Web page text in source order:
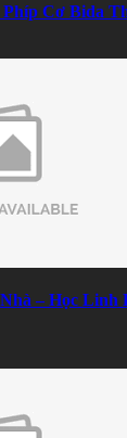
Cơ Bida
– Học Linh